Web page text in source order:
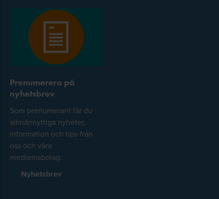
Prenumerera på
nyhetsbrev
Som prenumerant får du
allmännyttiga nyheter,
information och tips från
oss och våra
medlemsbolag.
Nyhetsbrev